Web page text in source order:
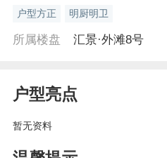
户型方正 明厨明卫
所属楼盘 汇景·外滩8号
户型亮点
暂无资料